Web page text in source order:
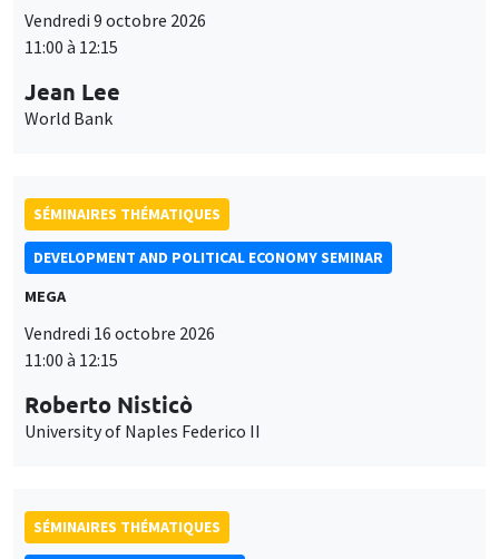
Vendredi 9 octobre 2026
11:00 à 12:15
Jean Lee
World Bank
SÉMINAIRES THÉMATIQUES
DEVELOPMENT AND POLITICAL ECONOMY SEMINAR
MEGA
Vendredi 16 octobre 2026
11:00 à 12:15
Roberto Nisticò
University of Naples Federico II
SÉMINAIRES THÉMATIQUES